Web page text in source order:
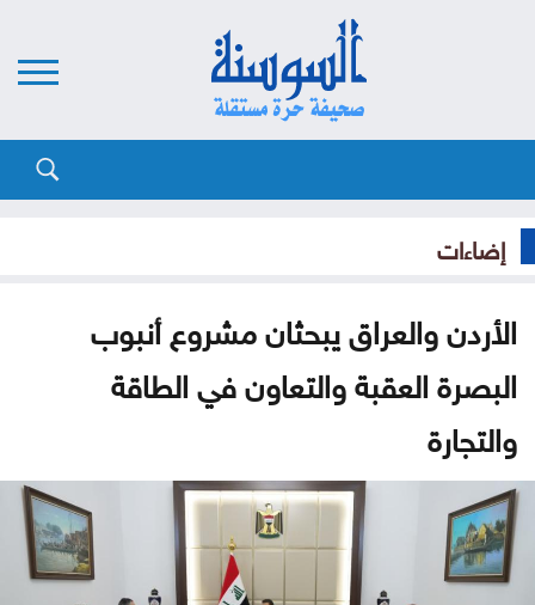
إضاءات
الأردن والعراق يبحثان مشروع أنبوب
البصرة العقبة والتعاون في الطاقة
والتجارة